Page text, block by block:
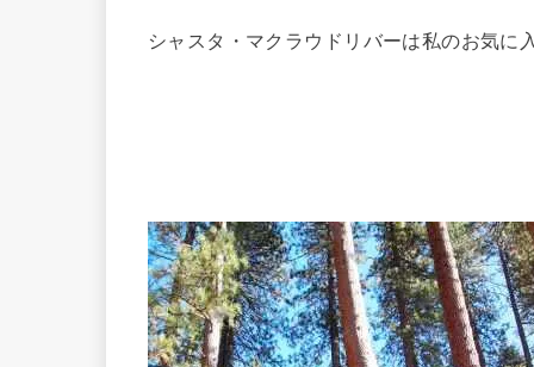
シャスタ・マクラウドリバーは私のお気に